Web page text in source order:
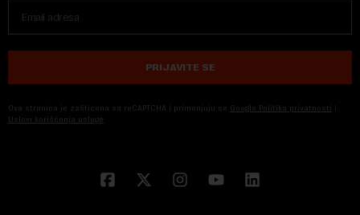
PRIJAVITE SE
Ova stranica je zaštićena sa reCAPTCHA i primenjuju se Google Politika privatnosti i
Uslovi korišćenja usluge